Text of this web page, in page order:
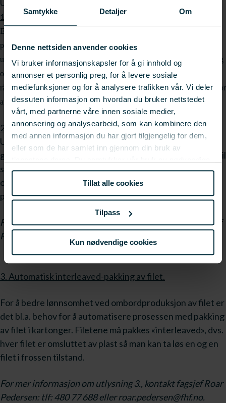
Samtykke Detaljer Om
Denne nettsiden anvender cookies
Vi bruker informasjonskapsler for å gi innhold og
annonser et personlig preg, for å levere sosiale
mediefunksjoner og for å analysere trafikken vår. Vi deler
dessuten informasjon om hvordan du bruker nettstedet
vårt, med partnerne våre innen sosiale medier,
annonsering og analysearbeid, som kan kombinere den
med annen informasjon du har gjort tilgjengelig for dem,
eller som de har samlet inn gjennom din bruk av
informasjonskapsler ved å bruke nettstedet vårt.
Tillat alle cookies
Tilpass
Kun nødvendige cookies
Utlysningen har tre forskjellige innretninger:
1. Automatisk singulering og ensretting av rund fisk og filet.
Ensretting og singulering er avgjørende for å sikre god flyt og effektiv
produksjon. Teknologien i dag er ikke tilfredsstillende utviklet og
utlysningen har som mål å utvikle teknologi for automatisk singulering
og ensretting i hele eller deler av produksjonslinjen for
råstoffhåndtering og filetproduksjon. Det kan også legge grunnlaget for
automatisk mating av maskinene i produksjonslinjen.
2. Automatisk kvalitetskontroll av rund fisk og filet.
Utlysningen har som mål å utvikle teknologi som kan
gradere og sortere produkter med bakgrunn i kvalitetsfeil
som blod, spalting, svarthinne, kveis og bein. Det åpnes
også for å inkludere løsninger for automatisk trimming i
prosjektene.
For mer informasjon om utlysning 1. og 2., kontakt fagsjef
Frank Jakobsen: 934 54 221 eller. frank.jakobsen@fhf.no.
3. Automatisk interleaved-pakking av filet.
For å bedre lønnsomhet ved ombordproduksjon av filet er
det bl.a. behov for å automatisere prosessen med pakking
av filet i kartonger. Filetene må pakkes «interleaved», dvs.
hver filet er omsluttet av plast så man kan ta løs en og en
filet i frossen tilstand.
For mer informasjon om utlysning 3., kontakt fagsjef Roar
Pedersen: tlf: 480 77 688 eller roar.pedersen@fhf.no.